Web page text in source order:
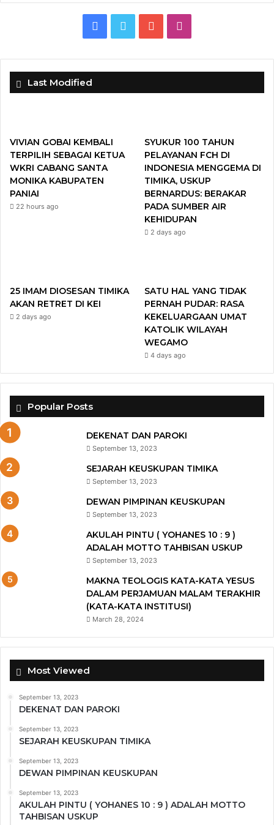
c
o
o
i
u
b
e
s
g
r
a
m
Last Modified
VIVIAN GOBAI KEMBALI
TERPILIH SEBAGAI KETUA
WKRI CABANG SANTA
MONIKA KABUPATEN
PANIAI
22 hours ago
SYUKUR 100 TAHUN
PELAYANAN FCH DI
INDONESIA MENGGEMA DI
TIMIKA, USKUP
BERNARDUS: BERAKAR
PADA SUMBER AIR
KEHIDUPAN
2 days ago
25 IMAM DIOSESAN TIMIKA
AKAN RETRET DI KEI
2 days ago
SATU HAL YANG TIDAK
PERNAH PUDAR: RASA
KEKELUARGAAN UMAT
KATOLIK WILAYAH
WEGAMO
4 days ago
Popular Posts
DEKENAT DAN PAROKI
September 13, 2023
SEJARAH KEUSKUPAN TIMIKA
September 13, 2023
DEWAN PIMPINAN KEUSKUPAN
September 13, 2023
AKULAH PINTU ( YOHANES 10 : 9 )
ADALAH MOTTO TAHBISAN USKUP
September 13, 2023
MAKNA TEOLOGIS KATA-KATA YESUS
DALAM PERJAMUAN MALAM TERAKHIR
(KATA-KATA INSTITUSI)
March 28, 2024
Most Viewed
September 13, 2023
DEKENAT DAN PAROKI
September 13, 2023
SEJARAH KEUSKUPAN TIMIKA
September 13, 2023
DEWAN PIMPINAN KEUSKUPAN
September 13, 2023
AKULAH PINTU ( YOHANES 10 : 9 ) ADALAH MOTTO
TAHBISAN USKUP